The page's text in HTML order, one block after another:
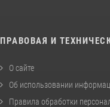
ПРАВОВАЯ И
О сайте
Об использовании
Правила обработки